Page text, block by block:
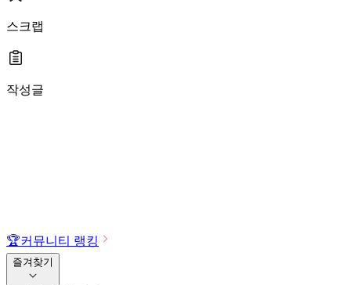
스크랩
작성글
🏆커뮤니티 랭킹
즐겨찾기